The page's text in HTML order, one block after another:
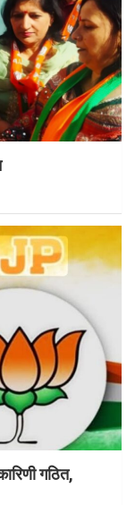
गठित,